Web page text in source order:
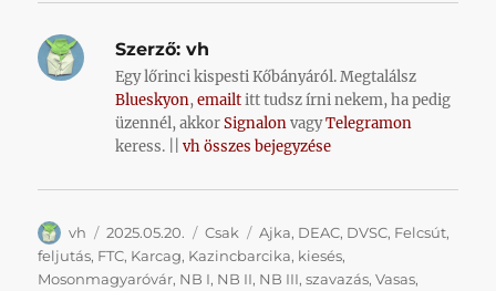
Szerző: vh
Egy lőrinci kispesti Kőbányáról. Megtalálsz
Blueskyon,emailtitt tudsz írni nekem, ha pedig
üzennél, akkorSignalonvagyTelegramon
keress. ||vh összes bejegyzése
Szerző
vh Közzétéve
2025.05.20. Kategória
Csak Címke
Ajka, DEAC, DVSC, Felcsút,
feljutás, FTC, Karcag, Kazincbarcika, kiesés,
Mosonmagyaróvár, NB I, NB II, NB III,szavazás,Vasas,